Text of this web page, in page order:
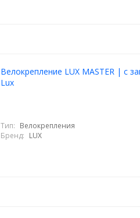
Велокрепление LUX MASTER | с
Lux
Тип: Велокрепления
Бренд: LUX